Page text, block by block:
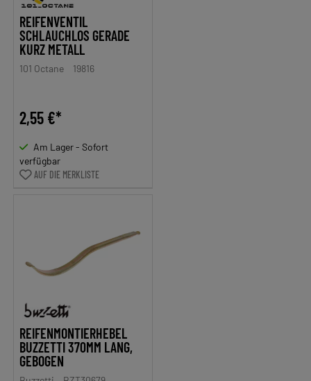
REIFENVENTIL
SCHLAUCHLOS GERADE
KURZ METALL
101 Octane 19816
2,55 €*
Am Lager - Sofort
verfügbar
AUF DIE MERKLISTE
REIFENMONTIERHEBEL
BUZZETTI 370MM LANG,
GEBOGEN